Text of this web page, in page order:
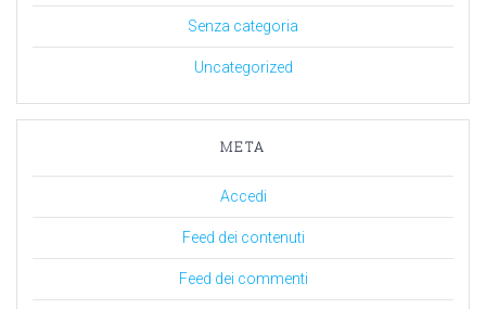
Senza categoria
Uncategorized
META
Accedi
Feed dei contenuti
Feed dei commenti